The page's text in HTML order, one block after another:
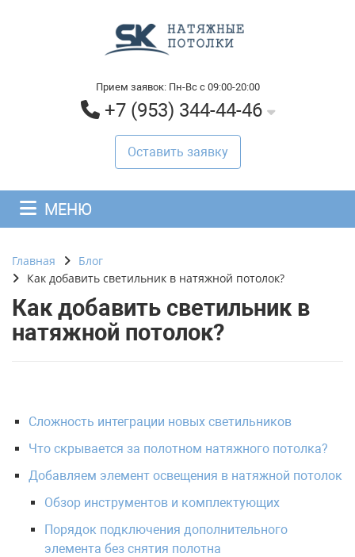
Прием заявок: Пн-Вс с 09:00-20:00
+7 (953) 344-44-46
Оставить заявку
МЕНЮ
Главная
Блог
Как добавить светильник в натяжной потолок?
Как добавить светильник в
натяжной потолок?
Сложность интеграции новых светильников
Что скрывается за полотном натяжного потолка?
Добавляем элемент освещения в натяжной потолок
Обзор инструментов и комплектующих
Порядок подключения дополнительного
элемента без снятия полотна